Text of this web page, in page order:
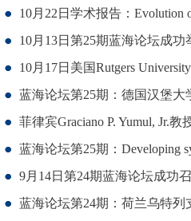
10月13日第25期蓝海论坛成功
菲律宾Graciano P. Yumul, Jr.
9月14日第24期蓝海论坛成功